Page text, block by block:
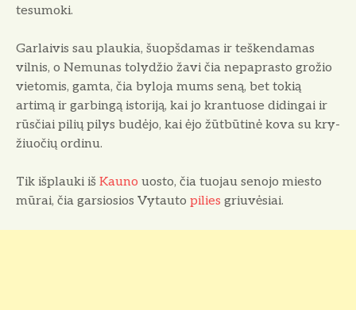
tesumoki.
Garlaivis sau plaukia, šuopšdamas ir teškendamas
vilnis, o Nemunas toly­džio žavi čia nepaprasto grožio
vieto­mis, gamta, čia byloja mums seną, bet tokią
artimą ir garbingą istoriją, kai jo krantuose didingai ir
rūsčiai pilių pilys budėjo, kai ėjo žūtbūtinė kova su kry­
žiuočių ordinu.
Tik išplauki iš Kauno uosto, čia tuo­jau senojo miesto
mūrai, čia garsiosios Vytauto pilies griuvėsiai.